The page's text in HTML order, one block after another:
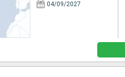
04/09/2027